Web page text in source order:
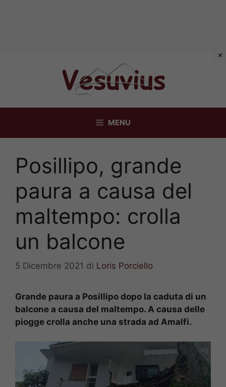
MENU
Posillipo, grande
paura a causa del
maltempo: crolla
un balcone
5 Dicembre 2021 di Loris Porciello
Grande paura a Posillipo dopo la caduta di un
balcone a causa del maltempo. A causa delle
piogge crolla anche una strada ad Amalfi.